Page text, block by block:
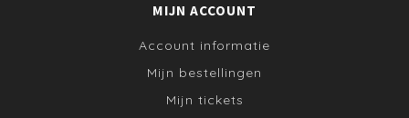
MIJN ACCOUNT
Account informatie
Mijn bestellingen
Mijn tickets